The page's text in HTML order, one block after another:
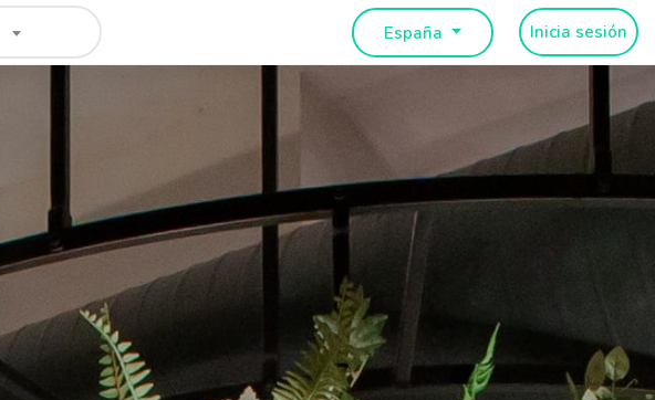
España Inicia sesión